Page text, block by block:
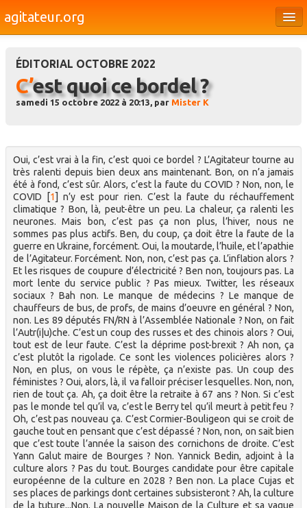
agitateur.org
Bourges & le Cher
Société
Médias
Dossiers
Brèves
ÉDITORIAL OCTOBRE 2022
C’est quoi ce bordel ?
samedi 15 octobre 2022 à 20:13, par Mister K
Oui, c’est vrai à la fin, c’est quoi ce bordel ? L’Agitateur tourne au
très ralenti depuis bien deux ans maintenant. Bon, on n’a jamais
été à fond, c’est sûr. Alors, c’est la faute du COVID ? Non, non, le
COVID [1] n’y est pour rien. C’est la faute du réchauffement
climatique ? Bon, là, peut-être un peu. La chaleur, ça ralenti les
neurones. Mais bon, c’est pas ça non plus, l’hiver, nous ne
sommes pas plus actifs. Ben, du coup, ça doit être la faute de la
guerre en Ukraine, forcément. Oui, la moutarde, l’huile, et l’apathie
de l’Agitateur. Forcément. Non, non, c’est pas ça. L’inflation alors ?
Et les risques de coupure d’électricité ? Ben non, toujours pas. La
mort lente du service public ? Pas mieux. Twitter, les réseaux
sociaux ? Bah non. Le manque de médecins ? Le manque de
chauffeurs de bus, de profs, de mains d’oeuvre en général ? Non,
non. Les 89 députés FN/RN à l’Assemblée Nationale ? Non, on fait
l’Autr(i|u)che. C’est un coup des russes et des chinois alors ? Oui,
tout est de leur faute. C’est la déprime post-brexit ? Ah non, ça
c’est plutôt la rigolade. Ce sont les violences policières alors ?
Non, en plus, on vous le répète, ça n’existe pas. Un coup des
féministes ? Oui, alors, là, il va falloir préciser lesquelles. Non, non,
rien de tout ça. Ah, ça doit être la retraite à 67 ans ? Non. Si c’est
pas le monde tel qu’il va, c’est le Berry tel qu’il meurt à petit feu ?
Oh, c’est pas nouveau ça. C’est Cormier-Bouligeon qui se croit de
gauche tout en pensant que c’est dépassé ? Non, non, on sait bien
que c’est toute l’année la saison des cornichons de droite. C’est
Yann Galut maire de Bourges ? Non. Yannick Bedin, adjoint à la
culture alors ? Pas du tout. Bourges candidate pour être capitale
européenne de la culture en 2028 ? Ben non. La place Cujas et
ses places de parkings dont certaines subsisteront ? Ah, la culture
de la tuture...Non. La nouvelle Maison de la Culture et sa vague